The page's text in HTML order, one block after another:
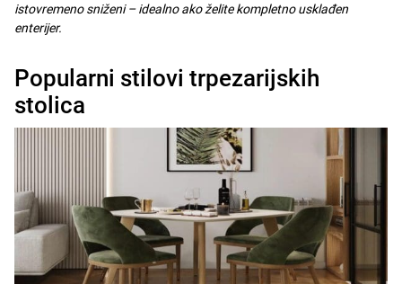
istovremeno sniženi – idealno ako želite kompletno usklađen
enterijer.
Popularni stilovi trpezarijskih
stolica